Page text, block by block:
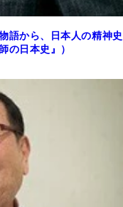
語から、日本人の精神史
の日本史』）